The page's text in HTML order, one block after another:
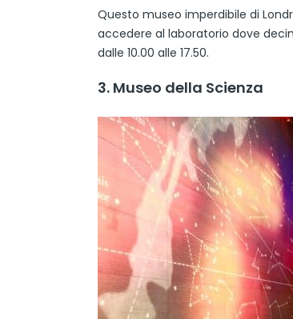
Questo museo imperdibile di
accedere al laboratorio dove
dalle 10.00 alle 17.50.
3. Museo della Scienza